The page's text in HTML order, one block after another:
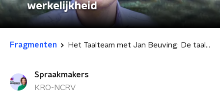
werkelijkheid
Fragmenten Het Taalteam met Jan Beuving: De taal als moeder van de werkelijkheid
Spraakmakers
KRO-NCRV